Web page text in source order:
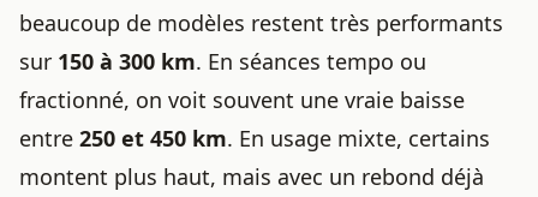
beaucoup de modèles restent très performants
sur 150 à 300 km. En séances tempo ou
fractionné, on voit souvent une vraie baisse
entre 250 et 450 km. En usage mixte, certains
montent plus haut, mais avec un rebond déjà